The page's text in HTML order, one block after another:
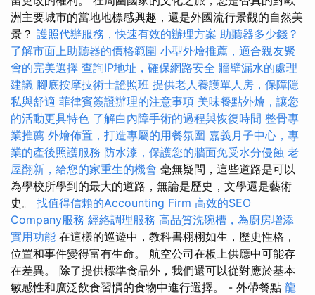
洲主要城市的當地地標感興趣，還是外國流行景觀的自然美
景？ 護照代辦服務，快速有效的辦理方案 助聽器多少錢？
了解市面上助聽器的價格範圍 小型外燴推薦，適合親友聚
會的完美選擇 查詢IP地址，確保網路安全 牆壁漏水的處理
建議 腳底按摩技術士證照班 提供老人養護單人房，保障隱
私與舒適 菲律賓簽證辦理的注意事項 美味餐點外燴，讓您
的活動更具特色 了解白內障手術的過程與恢復時間 整骨專
業推薦 外燴佈置，打造專屬的用餐氛圍 嘉義月子中心，專
業的產後照護服務 防水漆，保護您的牆面免受水分侵蝕 老
屋翻新，給您的家重生的機會 毫無疑問，這些道路是可以
為學校所學到的最大的道路，無論是歷史，文學還是藝術
史。 找值得信賴的Accounting Firm 高效的SEO
Company服務 經絡調理服務 高品質洗碗槽，為廚房增添
實用功能 在這樣的巡遊中，教科書栩栩如生，歷史性格，
位置和事件變得富有生命。 航空公司在板上供應中可能存
在差異。 除了提供標準食品外，我們還可以從對應於基本
敏感性和廣泛飲食習慣的食物中進行選擇。 - 外帶餐點 龍